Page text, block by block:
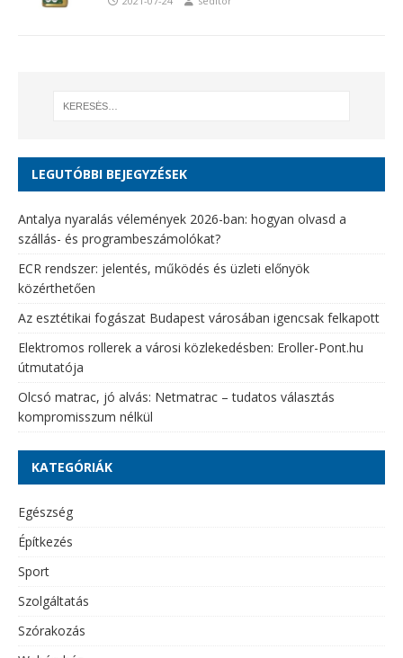
LEGUTÓBBI BEJEGYZÉSEK
Antalya nyaralás vélemények 2026-ban: hogyan olvasd a
szállás- és programbeszámolókat?
ECR rendszer: jelentés, működés és üzleti előnyök
közérthetően
Az esztétikai fogászat Budapest városában igencsak felkapott
Elektromos rollerek a városi közlekedésben: Eroller-Pont.hu
útmutatója
Olcsó matrac, jó alvás: Netmatrac – tudatos választás
kompromisszum nélkül
KATEGÓRIÁK
Egészség
Építkezés
Sport
Szolgáltatás
Szórakozás